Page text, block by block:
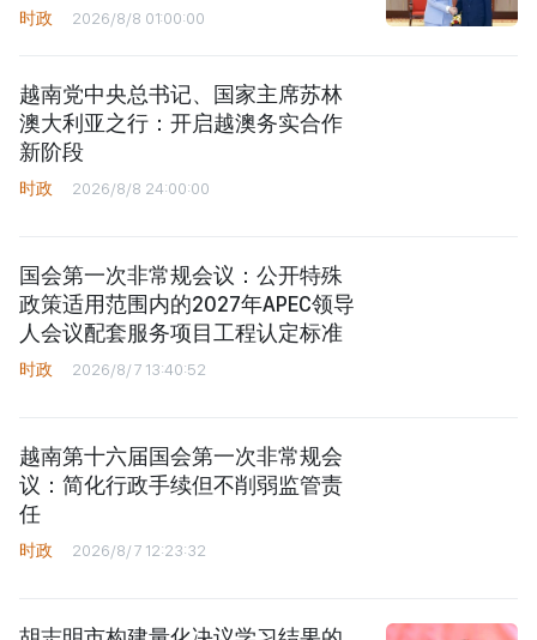
澳大利亚之行：开启越澳务实合作
新阶段
时政 2026/8/8 24:00:00
人会议配套服务项目工程认定标准
时政 2026/8/7 13:40:52
任
时政 2026/8/7 12:23:32